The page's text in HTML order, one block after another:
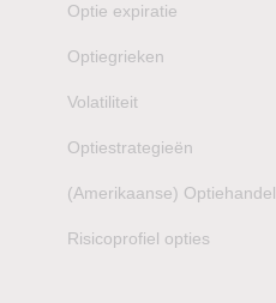
Optie expiratie
Optiegrieken
Volatiliteit
Optiestrategieën
(Amerikaanse) Optiehandel
Risicoprofiel opties